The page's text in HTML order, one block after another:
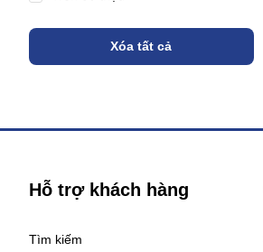
Xóa tất cả
Hỗ trợ khách hàng
Tìm kiếm